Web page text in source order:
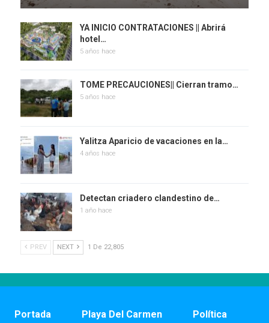
YA INICIO CONTRATACIONES || Abrirá
hotel…
5 años hace
TOME PRECAUCIONES|| Cierran tramo…
5 años hace
Yalitza Aparicio de vacaciones en la…
4 años hace
Detectan criadero clandestino de…
1 año hace
PREV NEXT 1 De 22,805
Portada Playa Del Carmen Política